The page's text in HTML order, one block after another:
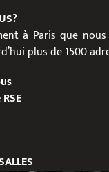
à Paris que
plus de 1500